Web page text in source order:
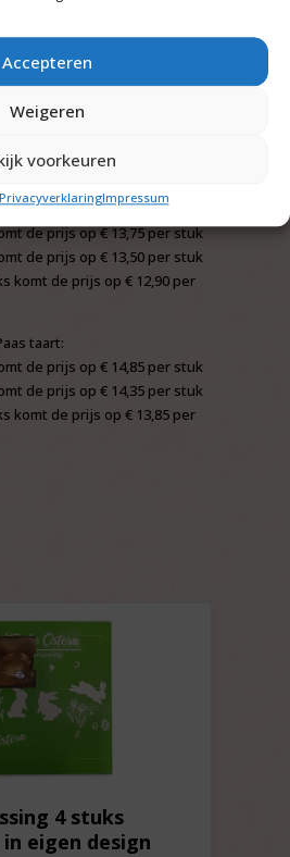
Accepteren
Weigeren
voorkeuren
PrivacyverklaringImpressum
roomboter, suiker en
die goudgeel uit de oven
de prijs op € 13,75 per stuk
de prijs op € 13,50 per stuk
komt de prijs op € 12,90 per
taart:
de prijs op € 14,85 per stuk
de prijs op € 14,35 per stuk
komt de prijs op € 13,85 per
4 stuks
eigen design